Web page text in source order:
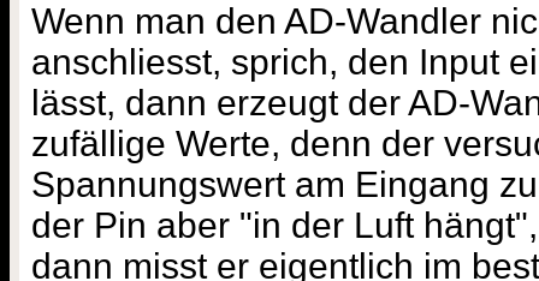
Wenn man den AD-Wandler
anschliesst, sprich, den Input
lässt, dann erzeugt der AD-
zufällige Werte, denn der
Spannungswert am Eingang
der Pin aber "in der Luft
dann misst er eigentlich im